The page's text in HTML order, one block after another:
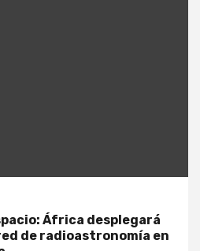
África desplegará
de radioastronomía en